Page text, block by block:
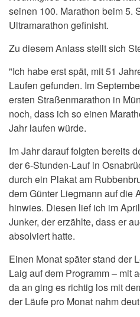
seinen 100. Marathon beim 5.
Ultramarathon gefinisht.
Zu diesem Anlass stellt sich
"Ich habe erst spät, mit 51
Laufen gefunden. Im
ersten Straßenmarathon in
noch, dass ich so einen
Jahr laufen würde.
Im Jahr darauf folgten bereits
der 6-Stunden-Lauf in
durch ein Plakat am
dem Günter Liegmann auf die
hinwies. Diesen lief ich im
Junker, der erzählte, dass er
absolviert hatte.
Einen Monat später stand der
Laig auf dem Programm – mit
da an ging es richtig los mit
der Läufe pro Monat nahm